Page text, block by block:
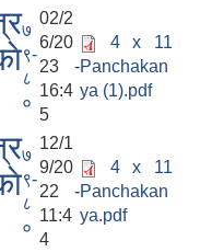
७
९-
८
०
02/2
6/20
23 -
16:4
5
4 x 11
Panchakan
ya (1).pdf
७
९-
८
०
12/1
9/20
22 -
11:4
4
4 x 11
Panchakan
ya.pdf